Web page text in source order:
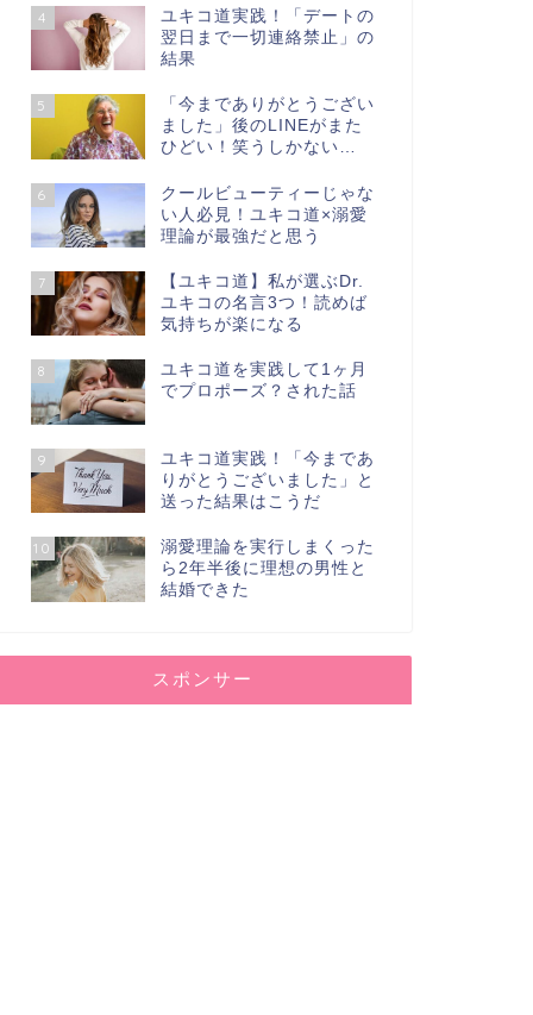
4
ユキコ道実践！「デートの
翌日まで一切連絡禁止」の
結果
5
「今までありがとうござい
ました」後のLINEがまた
ひどい！笑うしかない…
6
クールビューティーじゃな
い人必見！ユキコ道×溺愛
理論が最強だと思う
7
【ユキコ道】私が選ぶDr.
ユキコの名言3つ！読めば
気持ちが楽になる
8
ユキコ道を実践して1ヶ月
でプロポーズ？された話
9
ユキコ道実践！「今まであ
りがとうございました」と
送った結果はこうだ
10
溺愛理論を実行しまくった
ら2年半後に理想の男性と
結婚できた
スポンサー